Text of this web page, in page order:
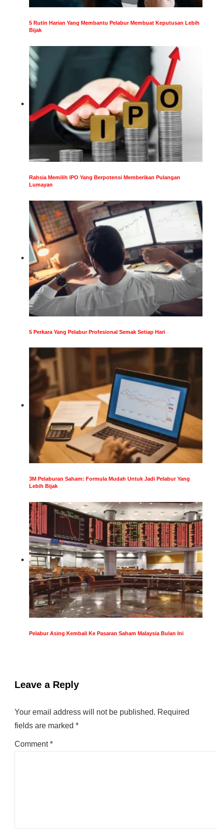
5 Rutin Harian Yang Membantu Pelabur Membuat Keputusan Lebih
Bijak
Rahsia Memilih IPO Yang Berpotensi Memberikan Pulangan
Lumayan
5 Perkara Yang Pelabur Profesional Semak Setiap Hari
3M Pelaburan Saham: Formula Mudah Untuk Jadi Pelabur Yang
Lebih Bijak
Pelabur Asing Kembali Ke Pasaran Saham Malaysia Bulan Ini
Leave a Reply
Your email address will not be published. Required
fields are marked *
Comment*